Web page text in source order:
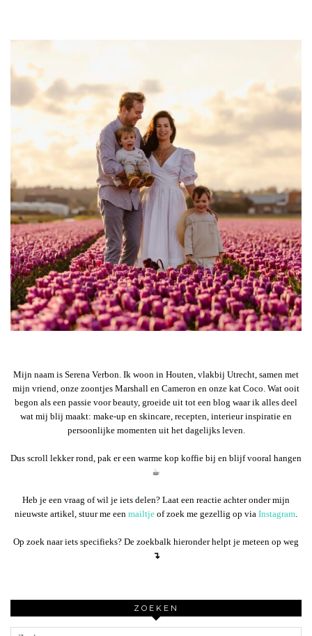
Mijn naam is Serena Verbon. Ik woon in Houten, vlakbij Utrecht, samen met
mijn vriend, onze zoontjes Marshall en Cameron en onze kat Coco. Wat ooit
begon als een passie voor beauty, groeide uit tot een blog waar ik alles deel
wat mij blij maakt: make-up en skincare, recepten, interieur inspiratie en
persoonlijke momenten uit het dagelijks leven.
Dus scroll lekker rond, pak er een warme kop koffie bij en blijf vooral hangen
☕︎
Heb je een vraag of wil je iets delen? Laat een reactie achter onder mijn
nieuwste artikel, stuur me een mailtje of zoek me gezellig op via Instagram
Op zoek naar iets specifieks? De zoekbalk hieronder helpt je meteen op weg
↴
ZOEKEN